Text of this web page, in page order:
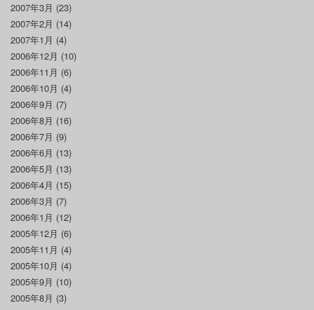
2007年3月 (23)
2007年2月 (14)
2007年1月 (4)
2006年12月 (10)
2006年11月 (6)
2006年10月 (4)
2006年9月 (7)
2006年8月 (16)
2006年7月 (9)
2006年6月 (13)
2006年5月 (13)
2006年4月 (15)
2006年3月 (7)
2006年1月 (12)
2005年12月 (6)
2005年11月 (4)
2005年10月 (4)
2005年9月 (10)
2005年8月 (3)